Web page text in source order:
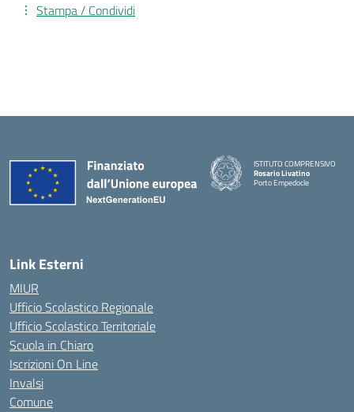
Stampa / Condividi
ISTITUTO COMPRENSIVO
Rosario Livatino
Porto Empedocle
Link Esterni
MIUR
Ufficio Scolastico Regionale
Ufficio Scolastico Territoriale
Scuola in Chiaro
Iscrizioni On Line
Invalsi
Comune